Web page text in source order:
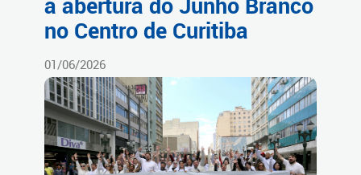
no Centro de Curitiba
01/06/2026